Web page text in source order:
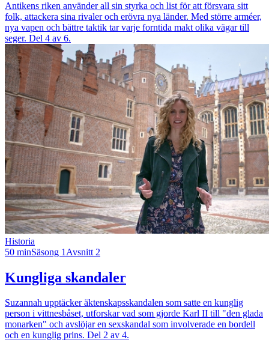
Antikens riken använder all sin styrka och list för att försvara sitt
folk, attackera sina rivaler och erövra nya länder. Med större arméer,
nya vapen och bättre taktik tar varje forntida makt olika vägar till
seger. Del 4 av 6.
Historia
50 minSäsong 1 Avsnitt 2
Kungliga skandaler
Suzannah upptäcker äktenskapsskandalen som satte en kunglig
person i vittnesbåset, utforskar vad som gjorde Karl II till "den glada
monarken" och avslöjar en sexskandal som involverade en bordell
och en kunglig prins. Del 2 av 4.